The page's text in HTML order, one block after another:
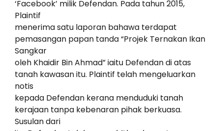
‘Facebook’ milik Defendan. Pada tahun 2015,
Plaintif
menerima satu laporan bahawa terdapat
pemasangan papan tanda “Projek Ternakan Ikan
Sangkar
oleh Khaidir Bin Ahmad” iaitu Defendan di atas
tanah kawasan itu. Plaintif telah mengeluarkan
notis
kepada Defendan kerana menduduki tanah
kerajaan tanpa kebenaran pihak berkuasa.
Susulan dari